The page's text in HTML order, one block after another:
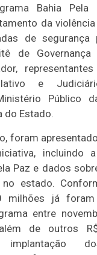
Bahia Pela
da
de segurança
de
e
Público
do Estado.
foram
incluindo
Paz e dados
estado.
milhões já foram
entre
de outros